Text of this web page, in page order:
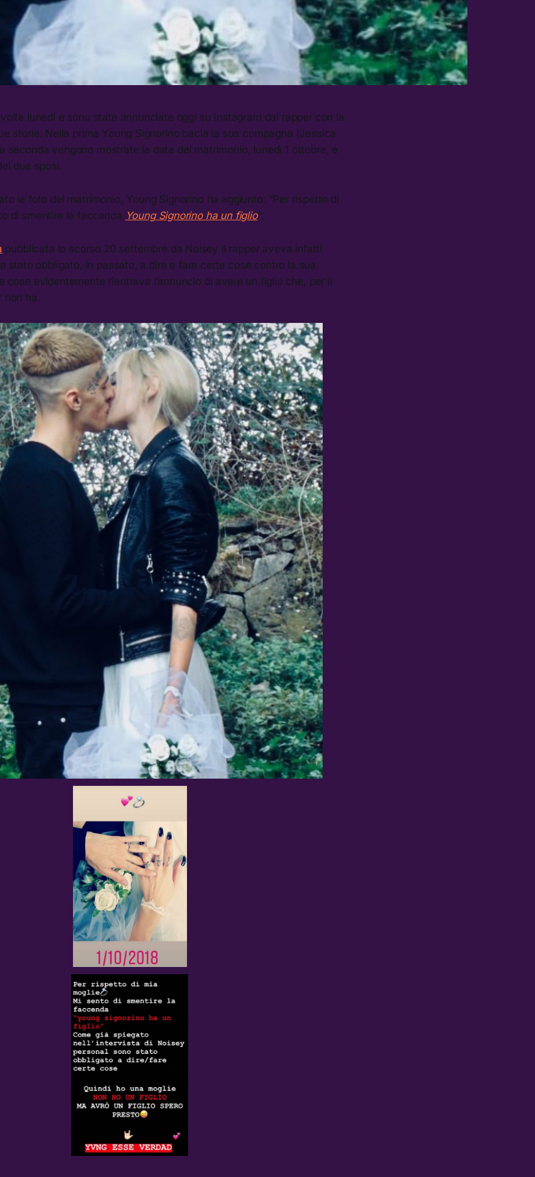
lunedì e sono state annunciate oggi su Instagram dal rapper con la
storie. Nella prima Young Signorino bacia la sua compagna (Jessica
seconda vengono mostrate la data del matrimonio, lunedì 1 ottobre, e
due sposi.
le foto del matrimonio, Young Signorino ha aggiunto: “Per rispetto di
di smentire la faccenda Young Signorino ha un figlio“.
pubblicata lo scorso 20 settembre da Noisey il rapper aveva infatti
stato obbligato, in passato, a dire e fare certe cose contro la sua
cose evidentemente rientrava l’annuncio di avere un figlio che, per il
non ha.